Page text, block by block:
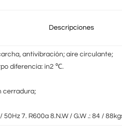
Descripciones
antivibración; aire circulante;
diferencia: in2 ℃.
cerradura;
7. R600a 8.N.W / G.W .: 84 /